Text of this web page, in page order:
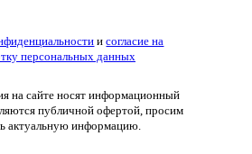
на сайте носят информационный
публичной офертой, просим
актуальную информацию.
исогласие на
персональных данных